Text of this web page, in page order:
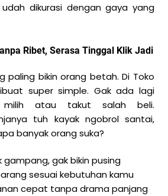
dikurasi dengan gaya yang
Ribet, Serasa Tinggal Klik Jadi
paling bikin orang betah. Di Toko
super simple. Gak ada lagi
milih atau takut salah beli.
tuh kayak ngobrol santai,
banyak orang suka?
gampang, gak bikin pusing
sesuai kebutuhan kamu
cepat tanpa drama panjang